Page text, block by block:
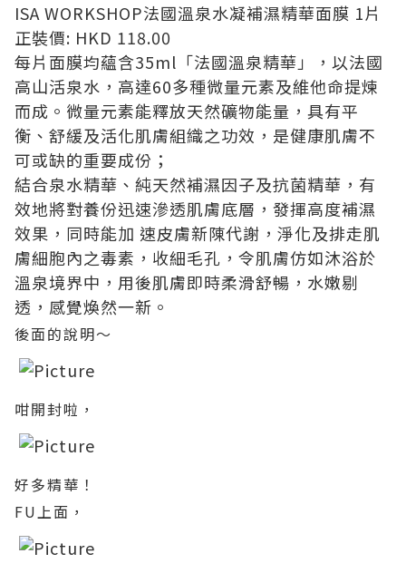
ISA WORKSHOP法國溫泉水凝補濕精華面膜 1片
正裝價: HKD 118.00
每片面膜均蘊含35ml「法國溫泉精華」，以法國
高山活泉水，高達60多種微量元素及維他命提煉
而成。微量元素能釋放天然礦物能量，具有平
衡、舒緩及活化肌膚組織之功效，是健康肌膚不
可或缺的重要成份；
結合泉水精華、純天然補濕因子及抗菌精華，有
效地將對養份迅速滲透肌膚底層，發揮高度補濕
效果，同時能加 速皮膚新陳代謝，淨化及排走肌
膚細胞內之毒素，收細毛孔，令肌膚仿如沐浴於
溫泉境界中，用後肌膚即時柔滑舒暢，水嫩剔
透，感覺煥然一新。
後面的說明～
咁開封啦，
好多精華！
FU上面，